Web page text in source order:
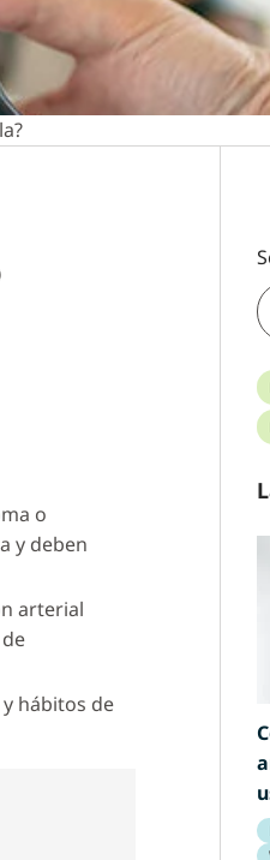
o
y deben
arterial
hábitos de